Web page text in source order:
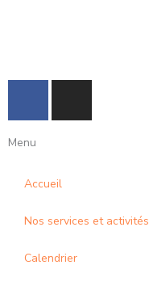
F
c
e
o
o
k
-
f
I
s
r
a
m
Menu
Accueil
Nos services et activités
Calendrier